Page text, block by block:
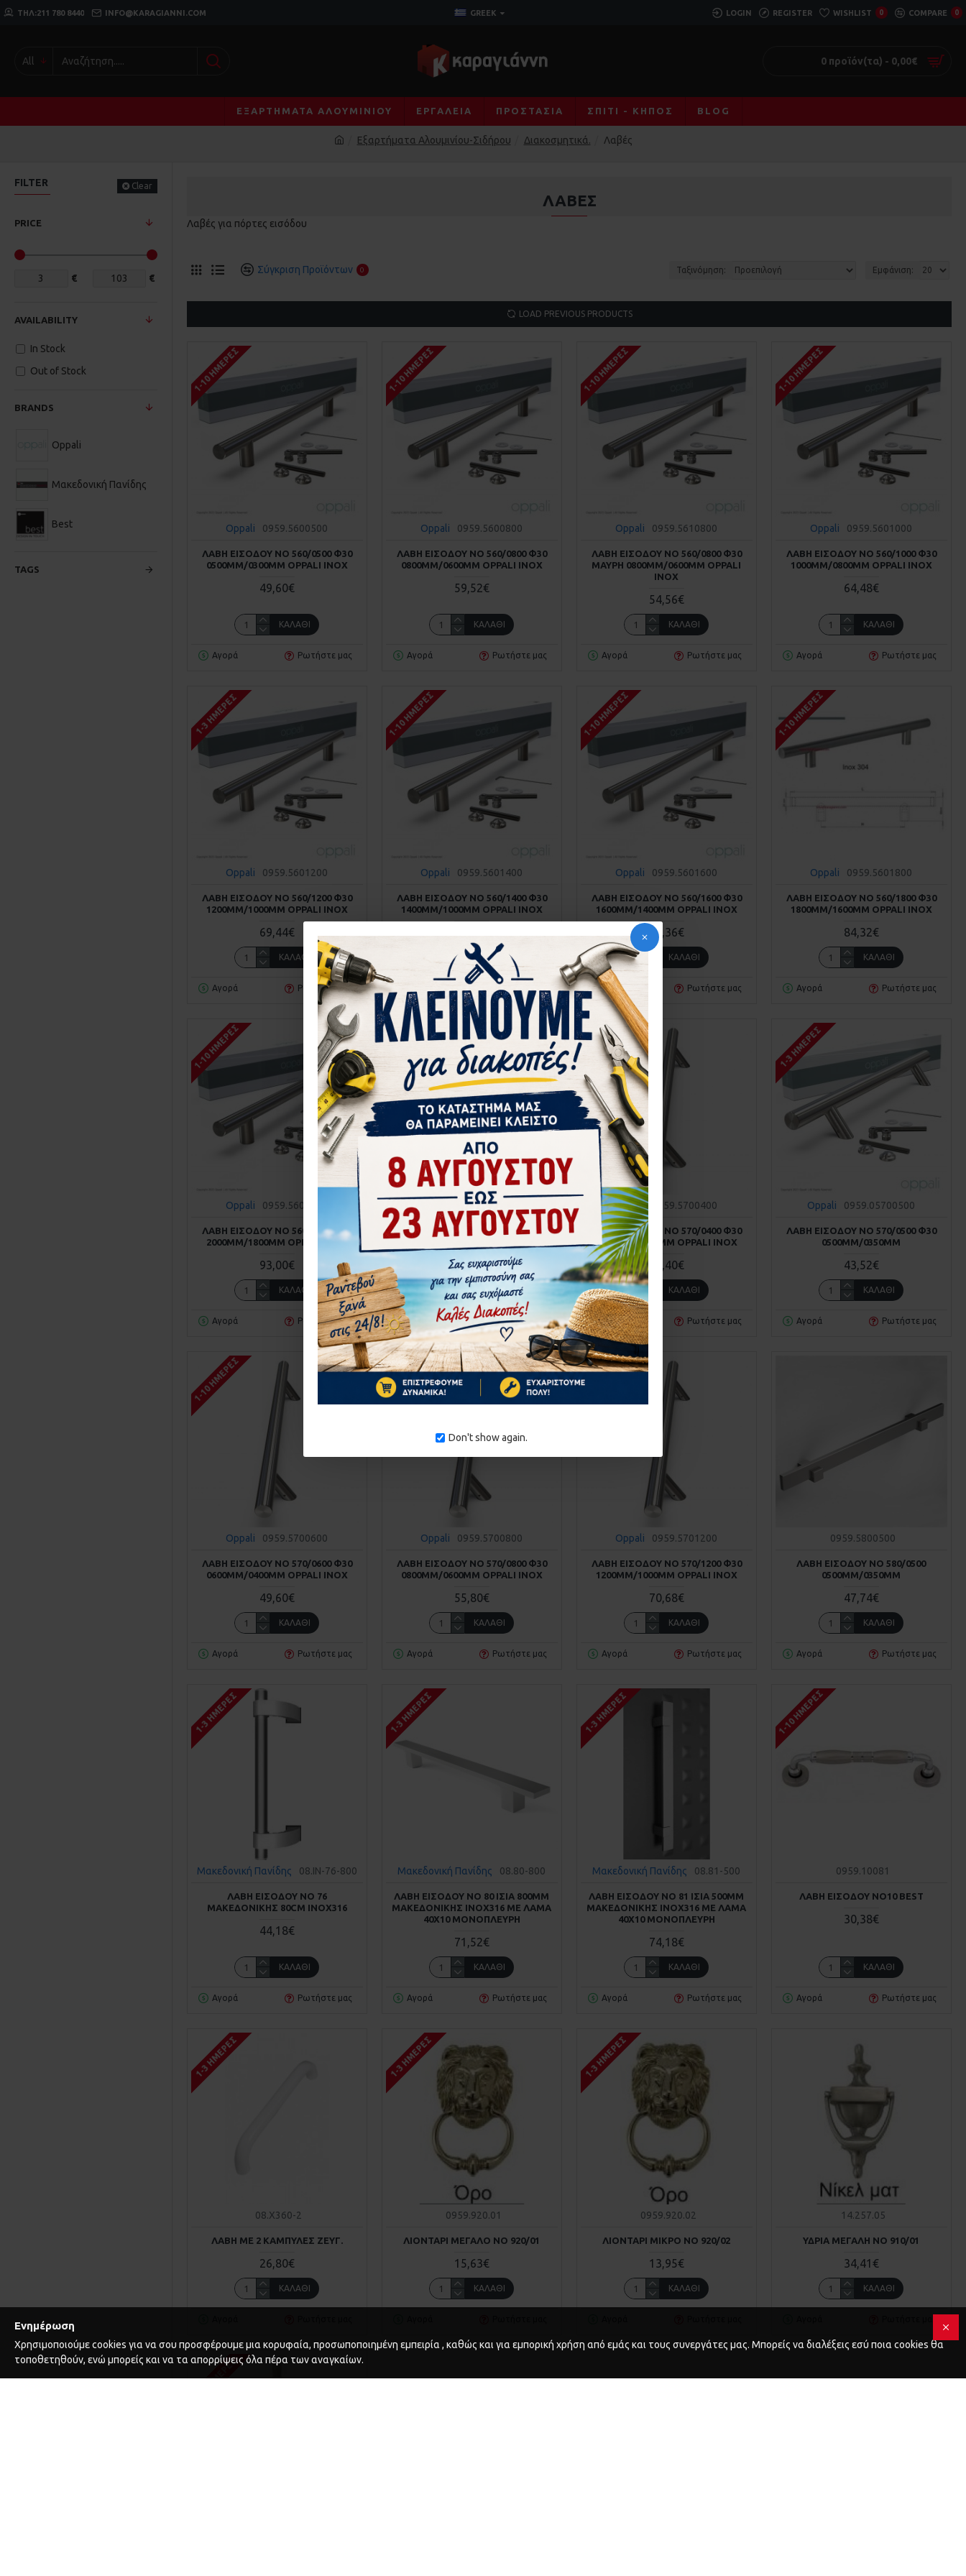
Don't show again.
ΤΗΛ:211 780 8440 INFO@KARAGIANNI.COM GREEK LOGIN REGISTER WISHLIST 0 COMPARE 0
All 0 προϊόν(τα) - 0,00€
ΕΞΑΡΤΉΜΑΤΑ ΑΛΟΥΜΙΝΊΟΥ ΕΡΓΑΛΕΊΑ ΠΡΟΣΤΑΣΊΑ ΣΠΊΤΙ - ΚΉΠΟΣ BLOG
Εξαρτήματα Αλουμινίου-Σιδήρου Διακοσμητικά. Λαβές
FILTER Clear
PRICE
€ €
BRANDS
Oppali
Μακεδονική Πανίδης
Best
TAGS
AVAILABILITY
In Stock
Out of Stock
ΛΑΒΈΣ
Λαβές για πόρτες εισόδου
Σύγκριση Προϊόντων 0 Ταξινόμηση: Εμφάνιση:
LOAD PREVIOUS PRODUCTS
1-10 ΗΜΈΡΕΣ
Oppali 0959.5600500
ΛΑΒΗ ΕΙΣΟΔΟΥ ΝΟ 560/0500 Φ30
0500MM/0300MM OPPALI INOX
49,60€
ΚΑΛΆΘΙ
Αγορά Ρωτήστε μας
1-10 ΗΜΈΡΕΣ
Oppali 0959.5600800
ΛΑΒΗ ΕΙΣΟΔΟΥ ΝΟ 560/0800 Φ30
0800MM/0600MM OPPALI INOX
59,52€
ΚΑΛΆΘΙ
Αγορά Ρωτήστε μας
1-10 ΗΜΈΡΕΣ
Oppali 0959.5610800
ΛΑΒΗ ΕΙΣΟΔΟΥ ΝΟ 560/0800 Φ30
ΜΑΥΡΗ 0800MM/0600MM OPPALI
INOX
54,56€
ΚΑΛΆΘΙ
Αγορά Ρωτήστε μας
1-10 ΗΜΈΡΕΣ
Oppali 0959.5601000
ΛΑΒΗ ΕΙΣΟΔΟΥ ΝΟ 560/1000 Φ30
1000MM/0800MM OPPALI INOX
64,48€
ΚΑΛΆΘΙ
Αγορά Ρωτήστε μας
1-3 ΗΜΈΡΕΣ
Oppali 0959.5601200
ΛΑΒΗ ΕΙΣΟΔΟΥ ΝΟ 560/1200 Φ30
1200MM/1000MM OPPALI INOX
69,44€
ΚΑΛΆΘΙ
Αγορά Ρωτήστε μας
1-10 ΗΜΈΡΕΣ
Oppali 0959.5601400
ΛΑΒΗ ΕΙΣΟΔΟΥ ΝΟ 560/1400 Φ30
1400MM/1000MM OPPALI INOX
ΚΑΛΆΘΙ
Ρωτήστε μας
1-10 ΗΜΈΡΕΣ
Oppali 0959.5601600
ΛΑΒΗ ΕΙΣΟΔΟΥ ΝΟ 560/1600 Φ30
1600MM/1400MM OPPALI INOX
79,36€
ΚΑΛΆΘΙ
Αγορά Ρωτήστε μας
1-10 ΗΜΈΡΕΣ
Oppali 0959.5601800
ΛΑΒΗ ΕΙΣΟΔΟΥ ΝΟ 560/1800 Φ30
1800MM/1600MM OPPALI INOX
84,32€
ΚΑΛΆΘΙ
Αγορά Ρωτήστε μας
1-10 ΗΜΈΡΕΣ
Oppali 0959.5602000
ΛΑΒΗ ΕΙΣΟΔΟΥ ΝΟ 560/2000 Φ30
2000MM/1800MM OPPALI INOX
93,00€
ΚΑΛΆΘΙ
Αγορά Ρωτήστε μας
1-3 ΗΜΈΡΕΣ
0959.5650600
ΛΑΒΗ ΕΙΣΟΔΟΥ ΝΟ 565/0600 Φ30
59,52€
ΚΑΛΆΘΙ
Αγορά Ρωτήστε μας
1-10 ΗΜΈΡΕΣ
Oppali 0959.5700400
ΛΑΒΗ ΕΙΣΟΔΟΥ ΝΟ 570/0400 Φ30
0400MM/0230MM OPPALI INOX
43,40€
ΚΑΛΆΘΙ
Αγορά Ρωτήστε μας
1-3 ΗΜΈΡΕΣ
Oppali 0959.05700500
ΛΑΒΗ ΕΙΣΟΔΟΥ ΝΟ 570/0500 Φ30
0500MM/0350MM
43,52€
ΚΑΛΆΘΙ
Αγορά Ρωτήστε μας
1-10 ΗΜΈΡΕΣ
Oppali 0959.5700600
ΛΑΒΗ ΕΙΣΟΔΟΥ ΝΟ 570/0600 Φ30
0600MM/0400MM OPPALI INOX
49,60€
ΚΑΛΆΘΙ
Αγορά Ρωτήστε μας
1-10 ΗΜΈΡΕΣ
Oppali 0959.5700800
ΛΑΒΗ ΕΙΣΟΔΟΥ ΝΟ 570/0800 Φ30
0800MM/0600MM OPPALI INOX
55,80€
ΚΑΛΆΘΙ
Αγορά Ρωτήστε μας
1-10 ΗΜΈΡΕΣ
Oppali 0959.5701200
ΛΑΒΗ ΕΙΣΟΔΟΥ ΝΟ 570/1200 Φ30
1200MM/1000MM OPPALI INOX
70,68€
ΚΑΛΆΘΙ
Αγορά Ρωτήστε μας
0959.5800500
ΛΑΒΗ ΕΙΣΟΔΟΥ ΝΟ 580/0500
0500MM/0350MM
47,74€
ΚΑΛΆΘΙ
Αγορά Ρωτήστε μας
1-3 ΗΜΈΡΕΣ
Μακεδονική Πανίδης 08.ΙΝ-76-800
ΛΑΒΗ ΕΙΣΟΔΟΥ ΝΟ 76
ΜΑΚΕΔΟΝΙΚΗΣ 80CM ΙΝΟΧ316
44,18€
ΚΑΛΆΘΙ
Αγορά Ρωτήστε μας
1-3 ΗΜΈΡΕΣ
Μακεδονική Πανίδης 08.80-800
ΛΑΒΗ ΕΙΣΟΔΟΥ ΝΟ 80 ΙΣΙΑ 800MM
ΜΑΚΕΔΟΝΙΚΗΣ ΙΝΟΧ316 ME ΛΑΜΑ
40Χ10 ΜΟΝΟΠΛΕΥΡΗ
71,52€
ΚΑΛΆΘΙ
Αγορά Ρωτήστε μας
1-3 ΗΜΈΡΕΣ
Μακεδονική Πανίδης 08.81-500
ΛΑΒΗ ΕΙΣΟΔΟΥ ΝΟ 81 ΙΣΙΑ 500MM
ΜΑΚΕΔΟΝΙΚΗΣ ΙΝΟΧ316 ME ΛΑΜΑ
40Χ10 ΜΟΝΟΠΛΕΥΡΗ
74,18€
ΚΑΛΆΘΙ
Αγορά Ρωτήστε μας
1-10 ΗΜΈΡΕΣ
0959.10081
ΛΑΒΗ ΕΙΣΟΔΟΥ ΝΟ10 BEST
30,38€
ΚΑΛΆΘΙ
Αγορά Ρωτήστε μας
1-3 ΗΜΈΡΕΣ
08.Χ360-2
ΛΑΒΗ ΜΕ 2 ΚΑΜΠΥΛΕΣ ΖΕΥΓ.
26,80€
ΚΑΛΆΘΙ
1-3 ΗΜΈΡΕΣ
0959.920.01
ΛΙΟΝΤΑΡΙ ΜΕΓΑΛΟ ΝΟ 920/01
15,63€
ΚΑΛΆΘΙ
1-3 ΗΜΈΡΕΣ
0959.920.02
ΛΙΟΝΤΑΡΙ ΜΙΚΡΟ ΝΟ 920/02
13,95€
ΚΑΛΆΘΙ
14.257.05
ΥΔΡΙΑ ΜΕΓΑΛΗ ΝΟ 910/01
34,41€
ΚΑΛΆΘΙ
1-3 ΗΜΈΡΕΣ
Ενημέρωση
Χρησιμοποιούμε cookies για να σου προσφέρουμε μια κορυφαία, προσωποποιημένη εμπειρία , καθώς και για εμπορική χρήση από εμάς και τους συνεργάτες μας. Μπορείς να διαλέξεις εσύ ποια cookies θα
τοποθετηθούν, ενώ μπορείς και να τα απορρίψεις όλα πέρα των αναγκαίων.